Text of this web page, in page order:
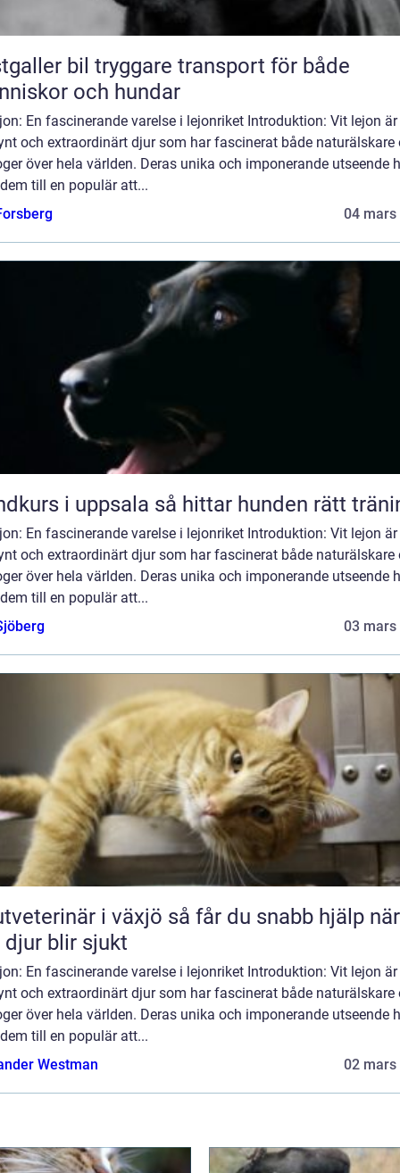
tryggare transport för både
och hundar
En fascinerande varelse i lejonriket Introduktion: Vit lejon
och extraordinärt djur som har fascinerat både naturälskare
över hela världen. Deras unika och imponerande utseende
till en populär att...
04 mars
Hundkurs i uppsala så hittar hunden rätt
En fascinerande varelse i lejonriket Introduktion: Vit lejon
och extraordinärt djur som har fascinerat både naturälskare
över hela världen. Deras unika och imponerande utseende
till en populär att...
03 mars
i växjö så får du snabb hjälp när
blir sjukt
En fascinerande varelse i lejonriket Introduktion: Vit lejon
och extraordinärt djur som har fascinerat både naturälskare
över hela världen. Deras unika och imponerande utseende
till en populär att...
Westman
02 mars